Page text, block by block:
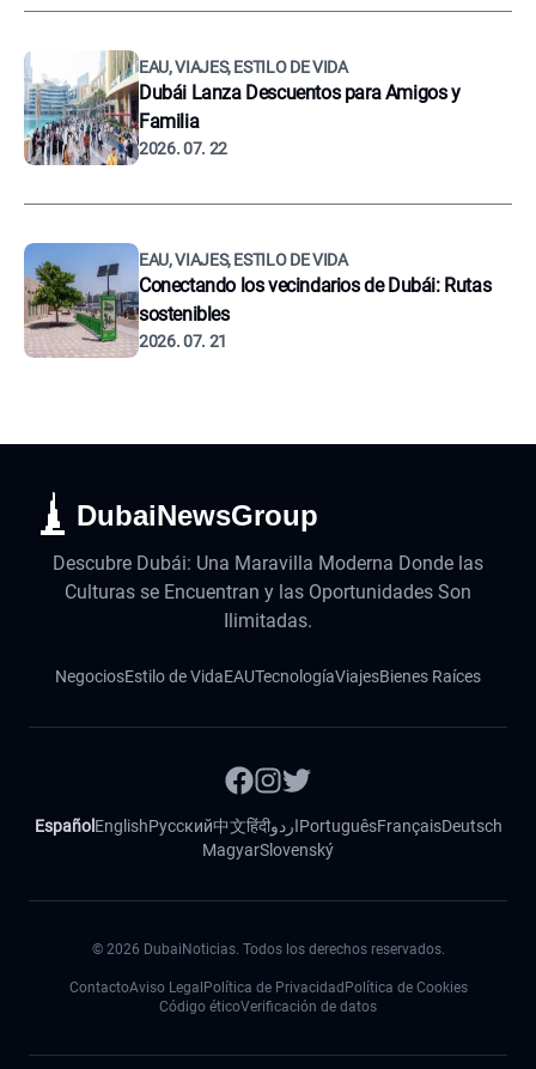
EAU, VIAJES, ESTILO DE VIDA
Dubái Lanza Descuentos para Amigos y
Familia
2026. 07. 22
EAU, VIAJES, ESTILO DE VIDA
Conectando los vecindarios de Dubái: Rutas
sostenibles
2026. 07. 21
DubaiNewsGroup
Descubre Dubái: Una Maravilla Moderna Donde las
Culturas se Encuentran y las Oportunidades Son
Ilimitadas.
NegociosEstilo de VidaEAUTecnologíaViajesBienes Raíces
Español EnglishРусский中文हिंदीاردوPortuguêsFrançaisDeutsch
MagyarSlovenský
© 2026 DubaiNoticias. Todos los derechos reservados.
ContactoAviso Legal Política de Privacidad Política de Cookies
Código éticoVerificación de datos